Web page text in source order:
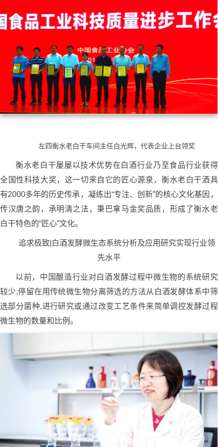
左四衡水老白干车间主任白光辉，代表企业上台领奖
衡水老白干屡屡以技术优势在白酒行业乃至食品行业获得
全国性科技大奖，这一切来自它的匠心源泉，衡水老白干酒具
有2000多年的历史传承，凝练出“专注、创新”的核心文化基因，
传汉唐之韵，承明清之法，秉巴拿马金奖品质，形成了衡水老
白干特色的“匠心”文化。
追求极致|白酒发酵微生态系统分析及应用研究实现行业领
先水平
以前，中国酿造行业对白酒发酵过程中微生物的系统研究
较少,停留在用传统微生物分离筛选的方法从白酒发酵体系中筛
选部分菌种,进行研究或通过改变工艺条件来简单调控发酵过程
微生物的数量和比例。